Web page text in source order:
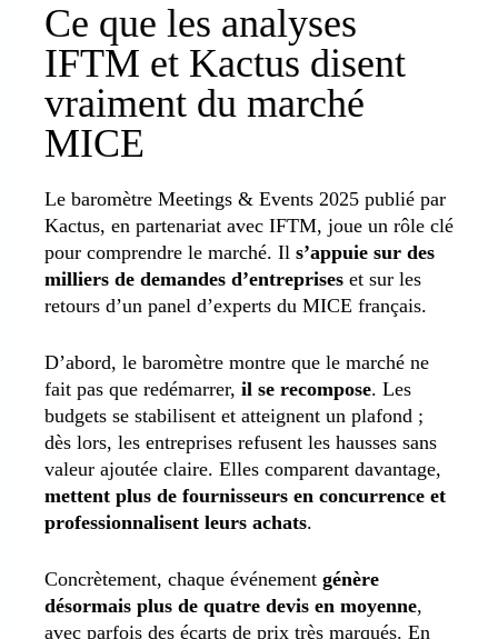
Ce que les analyses
IFTM et Kactus disent
vraiment du marché
MICE
Le baromètre Meetings & Events 2025 publié par
Kactus, en partenariat avec IFTM, joue un rôle clé
pour comprendre le marché. Il s’appuie sur des
milliers de demandes d’entreprises et sur les
retours d’un panel d’experts du MICE français.
D’abord, le baromètre montre que le marché ne
fait pas que redémarrer, il se recompose. Les
budgets se stabilisent et atteignent un plafond ;
dès lors, les entreprises refusent les hausses sans
valeur ajoutée claire. Elles comparent davantage,
mettent plus de fournisseurs en concurrence et
professionnalisent leurs achats.
Concrètement, chaque événement génère
désormais plus de quatre devis en moyenne,
avec parfois des écarts de prix très marqués. En